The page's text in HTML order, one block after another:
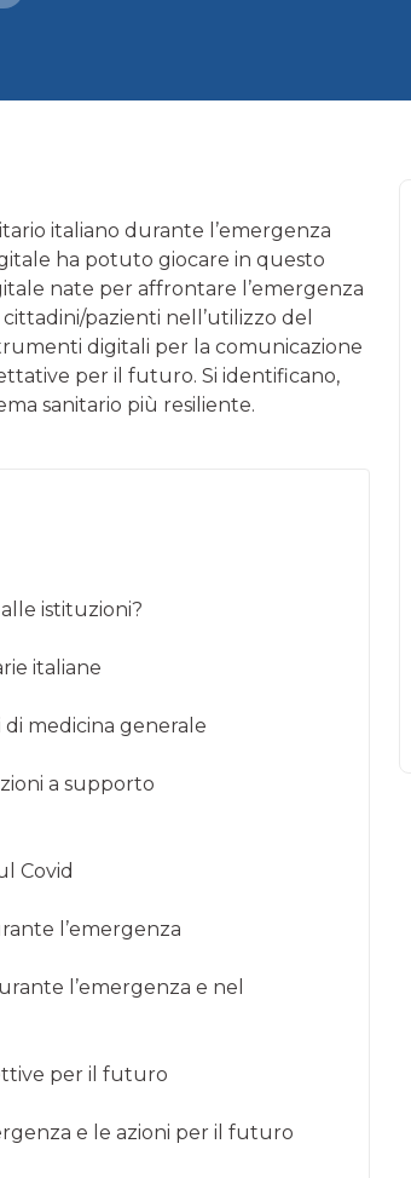
italiano durante l’emergenza
ha potuto giocare in questo
nate per affrontare l’emergenza
pazienti nell’utilizzo del
digitali per la comunicazione
per il futuro. Si identificano,
sanitario più resiliente.
istituzioni?
italiane
medicina generale
a supporto
Covid
l’emergenza
l’emergenza e nel
per il futuro
e le azioni per il futuro